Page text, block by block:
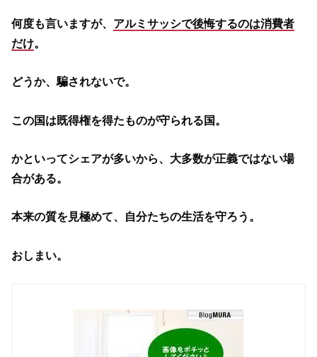
何度も言いますが、 アルミサッシで後悔するのは消費者
だけ。
どうか、騙されないで。
この国は既得権を得たものが守られる国。
かといってシェアが多いから、大多数が正義ではない場
合がある。
本来の質を見極めて、自分たちの生活を守ろう。
おしまい。